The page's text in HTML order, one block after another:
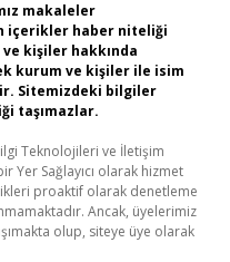
makaleler
içerikler haber niteliği
kişiler hakkında
kurum ve kişiler ile isim
Sitemizdeki bilgiler
taşımazlar.
Teknolojileri ve İletişim
Yer Sağlayıcı olarak hizmet
proaktif olarak denetleme
Ancak, üyelerimiz
olup, siteye üye olarak